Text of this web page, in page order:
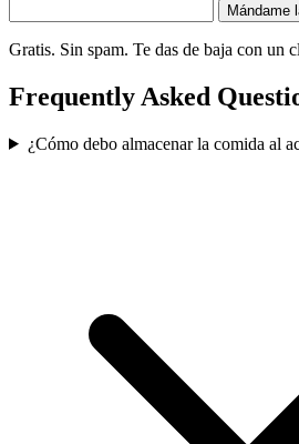
Mándame
Gratis. Sin spam. Te das de baja con un
Frequently Asked
¿Cómo debo almacenar la comida al